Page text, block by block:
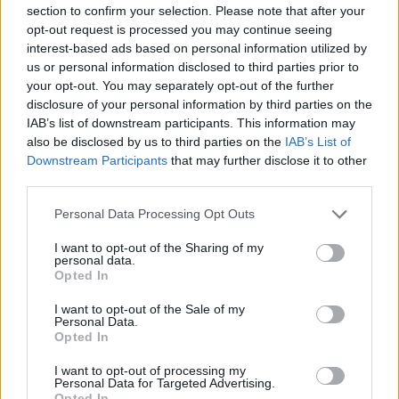
section to confirm your selection. Please note that after your
opt-out request is processed you may continue seeing
interest-based ads based on personal information utilized by
us or personal information disclosed to third parties prior to
your opt-out. You may separately opt-out of the further
disclosure of your personal information by third parties on the
IAB’s list of downstream participants. This information may
also be disclosed by us to third parties on the IAB’s List of
Downstream Participants that may further disclose it to other
Personal Data Processing Opt Outs
I want to opt-out of the Sharing of my
personal data.
Opted In
I want to opt-out of the Sale of my
Personal Data.
Opted In
I want to opt-out of processing my
Personal Data for Targeted Advertising.
Legend Series oraz ESL Major League Summer 2017.
Jako pierwszy okazję do zaprezentowania się będzie
miał miksowy skład attackiereN, w którym znajdziemy
chociażby pozostających od dłuższego czasu bez
drużyny Oskara "oskarisha" Stenborowskiego
oraz Piotra "peeta" Ćwiklińskiego. Zespół Polaków
rozegra swój pierwszy mecz w ramach fazy grupowej 3.
edycji Legend Series, zaś jego rywalem będzie rosyjska
Kilka godzin później obejrzymy natomiast dwa
pojedynki rozegrane w ramach ESL Major League
Summer 2017. W ćwierćfinale tych rozgrywek znalazły
się AGO Gaming oraz Off-Mode Gray. Ci pierwsi zmierzą
się z litewskim GameplayDNA, drudzy natomiast
podejmą Bułgarów z TTFU. Przypomnijmy, że stawką
całych zawodów są dwa miejsca w 26. sezonie ESEA
Premier.